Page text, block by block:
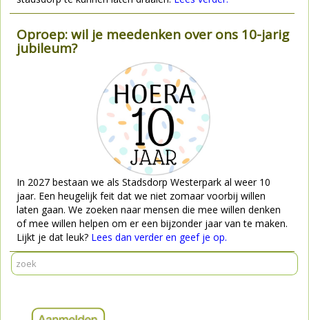
Oproep: wil je meedenken over ons 10-jarig
jubileum?
In 2027 bestaan we als Stadsdorp Westerpark al weer 10
jaar. Een heugelijk feit dat we niet zomaar voorbij willen
laten gaan. We zoeken naar mensen die mee willen denken
of mee willen helpen om er een bijzonder jaar van te maken.
Lijkt je dat leuk? Lees dan verder en geef je op.